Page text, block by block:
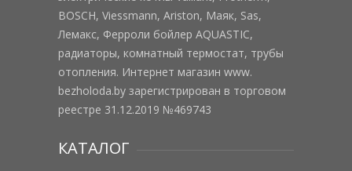
BOSCH, Viessmann, Ariston, Маяк, Sas,
Лемакс, Ферроли бойлер AQUASTIC,
радиаторы, комнатный термостат, трубы
отопления. Интернет магазин www.
bezholoda.by зарегистрирован в торговом
реестре 31.12.2019 №469743
КАТАЛОГ